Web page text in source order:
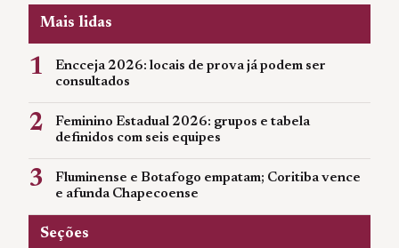
Mais lidas
1
Encceja 2026: locais de prova já podem ser
consultados
2
Feminino Estadual 2026: grupos e tabela
definidos com seis equipes
3
Fluminense e Botafogo empatam; Coritiba vence
e afunda Chapecoense
Seções